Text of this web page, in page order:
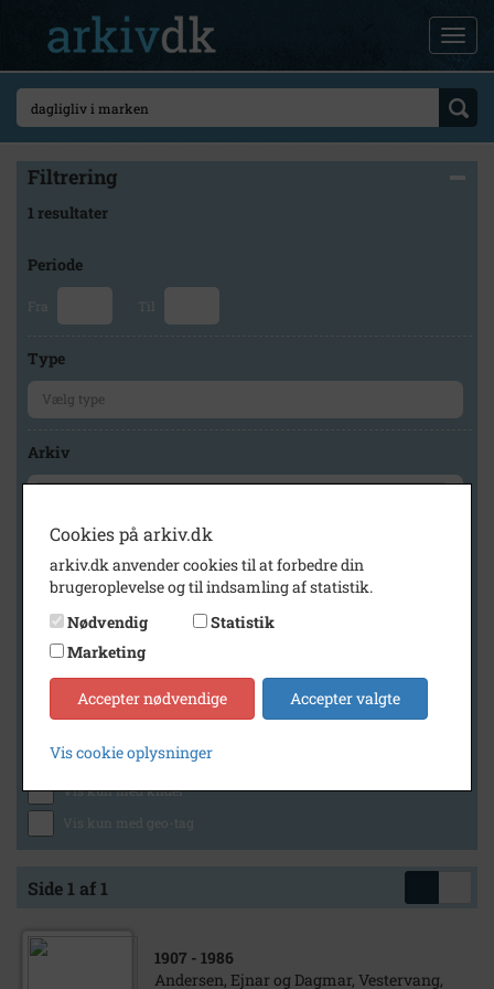
Filtrering
1 resultater
Periode
Fra Til
Type
Arkiv
Geografi
Generelt
Vis kun med billeder
Vis kun med lydklip
Vis kun med kilder
Vis kun med geo-tag
Side 1 af 1
1907 - 1986
Andersen, Ejnar og Dagmar, Vestervang,
Cookies på arkiv.dk
arkiv.dk anvender cookies til at forbedre din
brugeroplevelse og til indsamling af statistik.
Nødvendig
Statistik
Marketing
Accepter nødvendige Accepter valgte
Vis cookie oplysninger